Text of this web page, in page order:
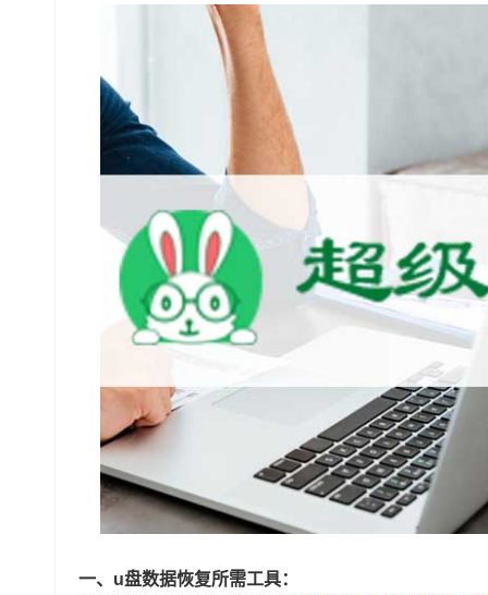
一、u盘数据恢复所需工具：